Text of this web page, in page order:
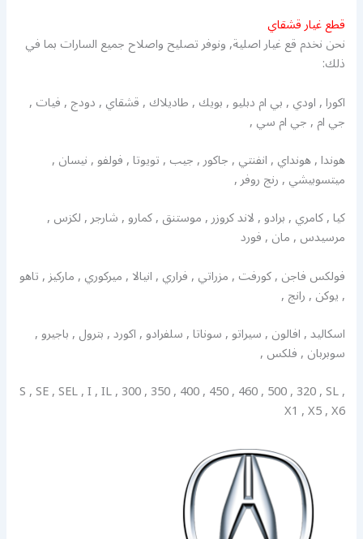
قطع غيار قشقاي
نحن نخدم قع غيار اصلية, ونوفر تصليح واصلاح جميع السارات بما في
ذلك:
اكورا , اودي , بي ام دبليو , بويك , طاديلاك , قشقاي , دودج , فيات ,
جي ام , جي ام سي ,
هوندا , هونداي , انفنتي , جاكور , جيب , تويوتا , فولفو , نيسان ,
ميتسوبيشي , رنج روفر ,
كيا , كامري , برادو , لاند كروزر , موستنق , كمارو , شارجر , لكزس ,
مرسيدس , مان , فورد
فولكس فاجن , كورفت , مزراتي , فراري , انيالا , ميركوري , ماركيز , تاهو
, يوكن , رانج ,
اسكاليد , افالون , سيراتو , سوناتا , سلفرادو , اكورد , بترول , باجيرو ,
سوبربان , فلكس ,
S , SE , SEL , I , IL , 300 , 350 , 400 , 450 , 460 , 500 , 320 , SL ,
X1 , X5 , X6